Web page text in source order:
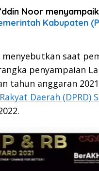
Noor
Kabupaten
menyebutkan saat
penyampaian
tahun anggaran
Daerah (DPRD)